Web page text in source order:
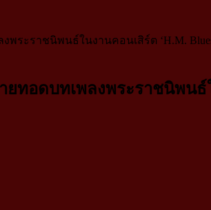
ะราชนิพนธ์ในงานคอนเสิร์ต ‘H.M.
อดบทเพลงพระราชนิพนธ์ใ